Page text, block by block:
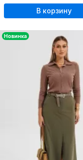
В корзину
Новинка